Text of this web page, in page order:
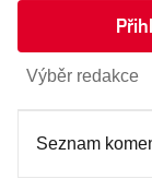
Výběr redakce
Seznam